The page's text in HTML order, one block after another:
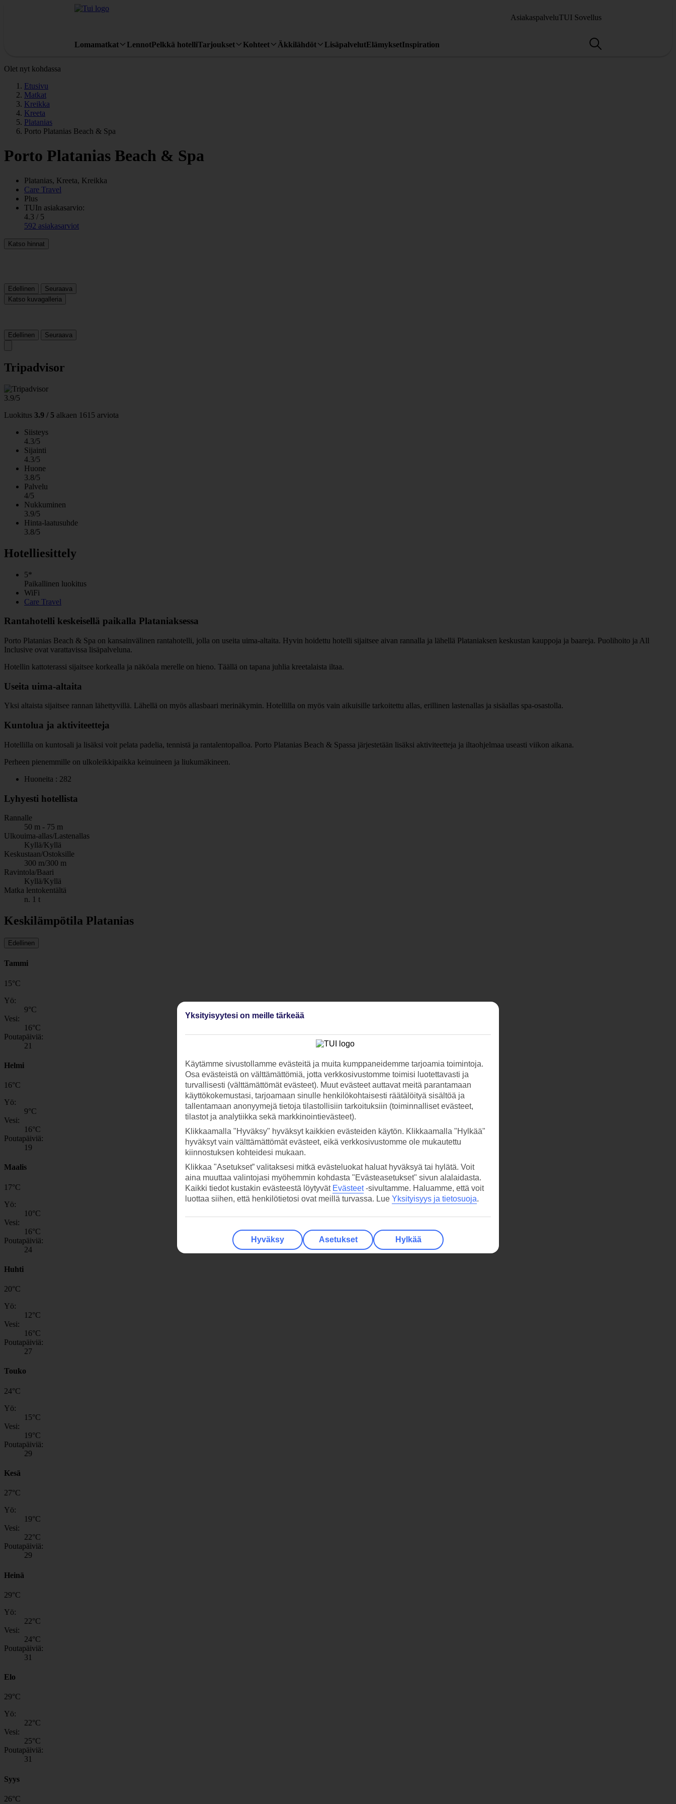
AsiakaspalveluTUI Sovellus
Lomamatkat LennotPelkkä hotelliTarjoukset Kohteet Äkkilähdöt LisäpalvelutElämyksetInspiration
Olet nyt kohdassa
Etusivu
Matkat
Kreikka
Kreeta
Platanias
Porto Platanias Beach & Spa
Porto Platanias Beach & Spa
Platanias, Kreeta, Kreikka
Care Travel
Plus
TUIn asiakasarvio:
4.3 / 5
592 asiakasarviot
Katso hinnat
Edellinen
Seuraava
Katso kuvagalleria
Edellinen Seuraava
Tripadvisor
3.9/5
Luokitus 3.9 / 5 alkaen 1615 arviota
Siisteys
4.3/5
Sijainti
4.3/5
Huone
3.8/5
Palvelu
4/5
Nukkuminen
3.9/5
Hinta-laatusuhde
3.8/5
Hotelliesittely
5*
Paikallinen luokitus
WiFi
Care Travel
Rantahotelli keskeisellä paikalla Plataniaksessa
Porto Platanias Beach & Spa on kansainvälinen rantahotelli, jolla on useita uima-altaita. Hyvin hoidettu hotelli sijaitsee aivan rannalla ja lähellä Plataniaksen keskustan kauppoja ja baareja. Puolihoito ja All
Inclusive ovat varattavissa lisäpalveluna.
Hotellin kattoterassi sijaitsee korkealla ja näköala merelle on hieno. Täällä on tapana juhlia kreetalaista iltaa.
Useita uima-altaita
Yksi altaista sijaitsee rannan lähettyvillä. Lähellä on myös allasbaari merinäkymin. Hotellilla on myös vain aikuisille tarkoitettu allas, erillinen lastenallas ja sisäallas spa-osastolla.
Kuntolua ja aktiviteetteja
Hotellilla on kuntosali ja lisäksi voit pelata padelia, tennistä ja rantalentopalloa. Porto Platanias Beach & Spassa järjestetään lisäksi aktiviteetteja ja iltaohjelmaa useasti viikon aikana.
Perheen pienemmille on ulkoleikkipaikka keinuineen ja liukumäkineen.
Huoneita : 282
Lyhyesti hotellista
Rannalle
50 m - 75 m
Ulkouima-allas/Lastenallas
Kyllä/Kyllä
Keskustaan/Ostoksille
300 m/300 m
Ravintola/Baari
Kyllä/Kyllä
Matka lentokentältä
n. 1 t
Keskilämpötila Platanias
Edellinen
Tammi
15°C
Yö:
9°C
Vesi:
16°C
Poutapäiviä:
21
Helmi
16°C
Yö:
9°C
Vesi:
16°C
Poutapäiviä:
19
Maalis
17°C
Yö:
10°C
Vesi:
16°C
Poutapäiviä:
24
Huhti
20°C
Yö:
12°C
Vesi:
16°C
Poutapäiviä:
27
Touko
24°C
Yö:
15°C
Vesi:
19°C
Poutapäiviä:
29
Kesä
27°C
Yö:
19°C
Vesi:
22°C
Poutapäiviä:
29
Heinä
29°C
Yö:
22°C
Vesi:
24°C
Poutapäiviä:
31
Elo
29°C
Yö:
22°C
Vesi:
25°C
Poutapäiviä:
31
Syys
26°C
Yksityisyytesi on meille tärkeää
Käytämme sivustollamme evästeitä ja muita kumppaneidemme tarjoamia toimintoja.
Osa evästeistä on välttämättömiä, jotta verkkosivustomme toimisi luotettavasti ja
turvallisesti (välttämättömät evästeet). Muut evästeet auttavat meitä parantamaan
käyttökokemustasi, tarjoamaan sinulle henkilökohtaisesti räätälöityä sisältöä ja
tallentamaan anonyymejä tietoja tilastollisiin tarkoituksiin (toiminnalliset evästeet,
tilastot ja analytiikka sekä markkinointievästeet).
Klikkaamalla "Hyväksy" hyväksyt kaikkien evästeiden käytön. Klikkaamalla "Hylkää"
hyväksyt vain välttämättömät evästeet, eikä verkkosivustomme ole mukautettu
kiinnostuksen kohteidesi mukaan.
Klikkaa "Asetukset” valitaksesi mitkä evästeluokat haluat hyväksyä tai hylätä. Voit
aina muuttaa valintojasi myöhemmin kohdasta "Evästeasetukset" sivun alalaidasta.
Kaikki tiedot kustakin evästeestä löytyvät Evästeet-sivultamme. Haluamme, että voit
luottaa siihen, että henkilötietosi ovat meillä turvassa. Lue Yksityisyys ja tietosuoja.
Hyväksy Asetukset Hylkää